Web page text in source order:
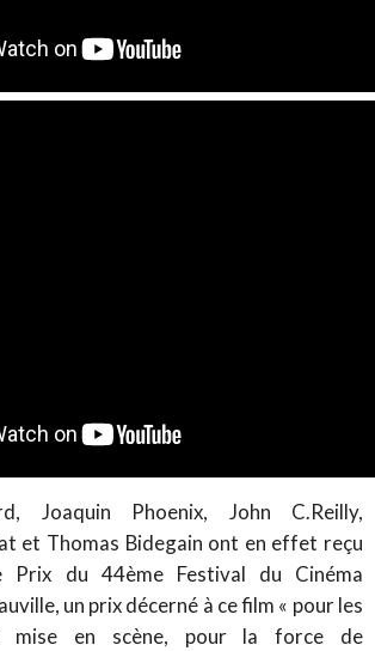
Joaquin Phoenix, John C.Reilly,
et Thomas Bidegain ont en effet reçu
du 44ème Festival du Cinéma
un prix décerné à ce film « pour les
mise en scène, pour la force de